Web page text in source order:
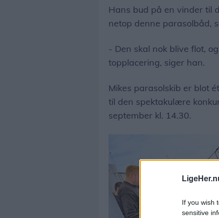
If you wish
sensitive
Hans bud på en vinder til
netop denne parasolbåd,
- Den skal nok blive flot,
topplacering, siger han.
Mikes parasolskib er blot
til den spektakulære
september kl. 14.30.